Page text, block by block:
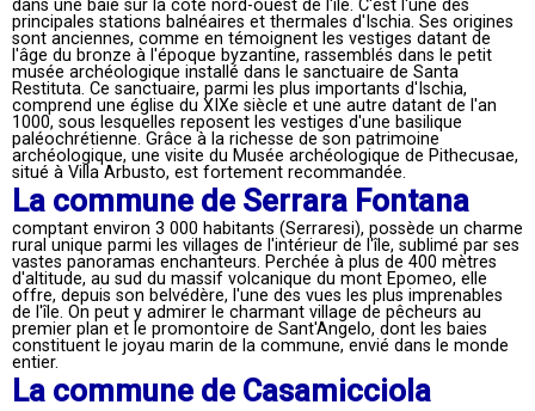
dans une baie sur la côte nord-ouest de l'île. C'est l'une des
principales stations balnéaires et thermales d'Ischia. Ses origines
sont anciennes, comme en témoignent les vestiges datant de
l'âge du bronze à l'époque byzantine, rassemblés dans le petit
musée archéologique installé dans le sanctuaire de Santa
Restituta. Ce sanctuaire, parmi les plus importants d'Ischia,
comprend une église du XIXe siècle et une autre datant de l'an
1000, sous lesquelles reposent les vestiges d'une basilique
paléochrétienne. Grâce à la richesse de son patrimoine
archéologique, une visite du Musée archéologique de Pithecusae,
situé à Villa Arbusto, est fortement recommandée.
La commune de Serrara Fontana
comptant environ 3 000 habitants (Serraresi), possède un charme
rural unique parmi les villages de l'intérieur de l'île, sublimé par ses
vastes panoramas enchanteurs. Perchée à plus de 400 mètres
d'altitude, au sud du massif volcanique du mont Epomeo, elle
offre, depuis son belvédère, l'une des vues les plus imprenables
de l'île. On peut y admirer le charmant village de pêcheurs au
premier plan et le promontoire de Sant'Angelo, dont les baies
constituent le joyau marin de la commune, envié dans le monde
entier.
La commune de Casamicciola